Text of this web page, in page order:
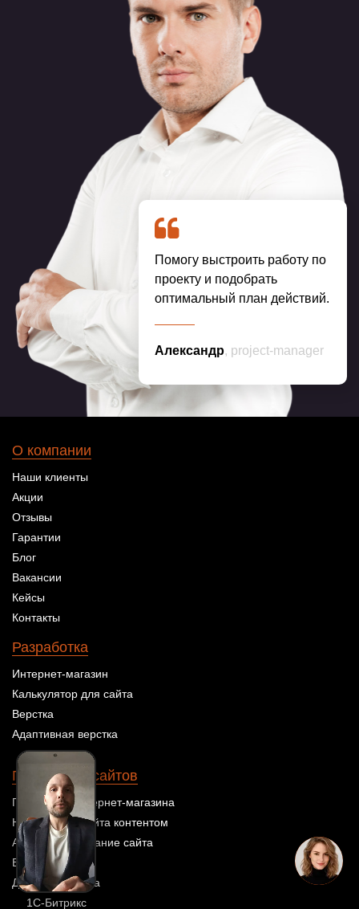
Помогу выстроить работу по
проекту и подобрать
оптимальный план действий.
Александр, project-manager
О компании
Наши клиенты
Акции
Отзывы
Гарантии
Блог
Вакансии
Кейсы
Контакты
Разработка
Интернет-магазин
Калькулятор для сайта
Верстка
Адаптивная верстка
Поддержка сайтов
Поддержка интернет-магазина
Наполнение сайта контентом
Администрирование сайта
Ведение сайта
Доработка сайта
1С-Битрикс